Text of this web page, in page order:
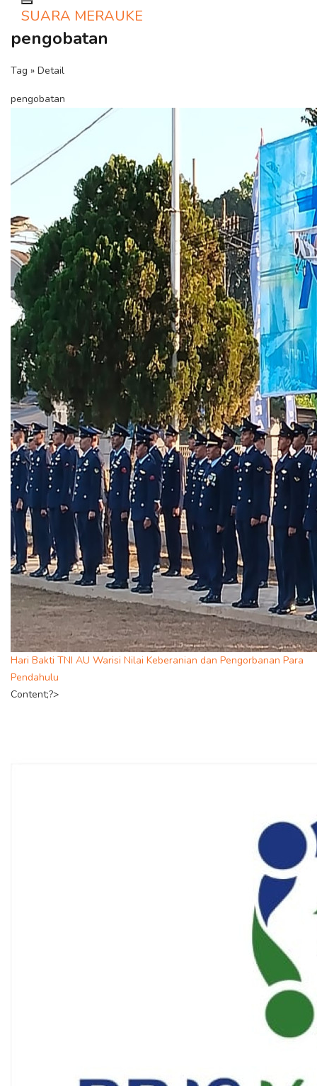
Toggle navigation
SUARA MERAUKE
pengobatan
Tag » Detail
pengobatan
Hari Bakti TNI AU Warisi Nilai Keberanian dan Pengorbanan Para
Pendahulu
Content;?>